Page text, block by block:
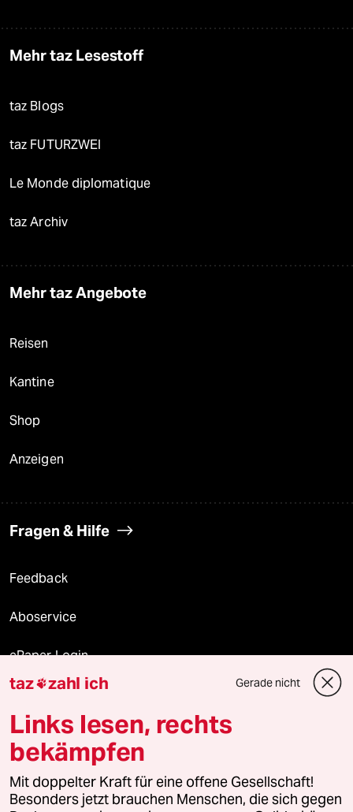
Mehr taz Lesestoff
taz Blogs
taz FUTURZWEI
Le Monde diplomatique
taz Archiv
Mehr taz Angebote
Reisen
Kantine
Shop
Anzeigen
Fragen & Hilfe
Feedback
Aboservice
ePaper Login
Downloads für Abonnierende
© 2026 taz Verlags und Vertriebs GmbH
Alle Rechte vorbehalten. Bei rechtlichen Fragen oder für Genehmigungen
wenden Sie sich bitte an
lizenzen@taz.de
taz zahl ich Gerade nicht
Links lesen, rechts
bekämpfen
Mit doppelter Kraft für eine offene Gesellschaft!
Besonders jetzt brauchen Menschen, die sich gegen